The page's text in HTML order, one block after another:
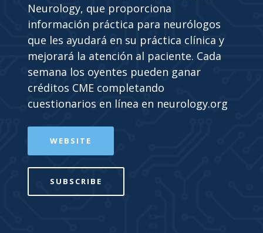
Neurology, que proporciona
información práctica para neurólogos
que les ayudará en su práctica clínica y
mejorará la atención al paciente. Cada
semana los oyentes pueden ganar
créditos CME completando
cuestionarios en línea en neurology.org
WEBSITE
SUBSCRIBE